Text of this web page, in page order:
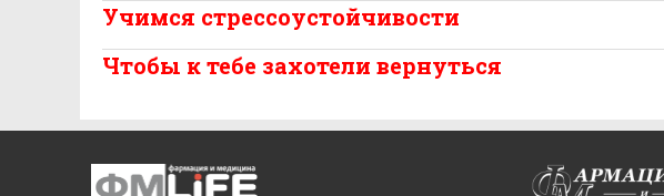
Учимся стрессоустойчивости
Чтобы к тебе захотели вернуться